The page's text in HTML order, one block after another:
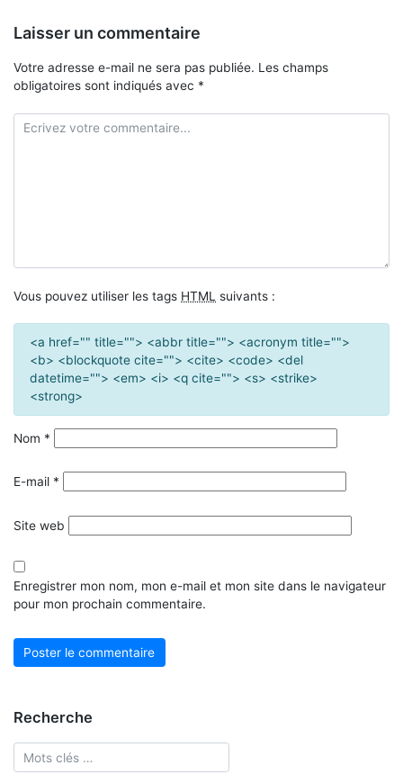
Laisser un commentaire
Votre adresse e-mail ne sera pas publiée. Les champs
obligatoires sont indiqués avec *
Vous pouvez utiliser les tags HTML suivants :
<a href="" title=""> <abbr title=""> <acronym title="">
<b> <blockquote cite=""> <cite> <code> <del
datetime=""> <em> <i> <q cite=""> <s> <strike>
<strong>
Nom *
E-mail *
Site web
Enregistrer mon nom, mon e-mail et mon site dans le navigateur
pour mon prochain commentaire.
Recherche